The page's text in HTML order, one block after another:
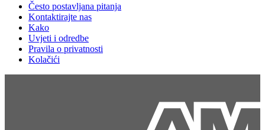
Često postavljana pitanja
Kontaktirajte nas
Kako
Uvjeti i odredbe
Pravila o privatnosti
Kolačići